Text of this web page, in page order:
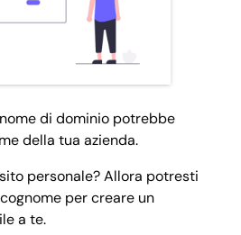
nome di dominio potrebbe
della tua azienda.
personale? Allora potresti
per creare un
a te.